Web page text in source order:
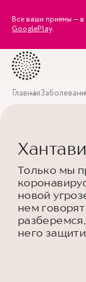
Все ваши приемы —
GooglePlay.
Главная
Только мы
новой
нем
него